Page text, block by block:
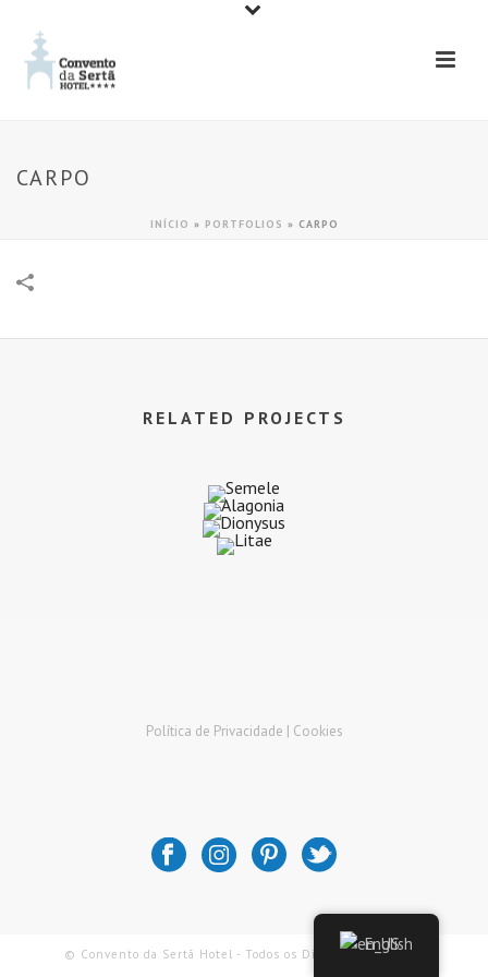
CARPO
INÍCIO » PORTFOLIOS » CARPO
RELATED PROJECTS
Política de Privacidade | Cookies
© Convento da Sertã Hotel - Todos os Direitos Reservados
English